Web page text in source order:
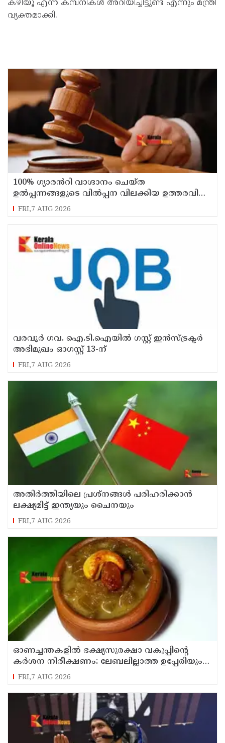
കഴിയൂ എന്ന് കമ്പനികൾ അറിയിച്ചിട്ടുണ്ട് എന്നും മന്ത്രി
വ്യക്തമാക്കി.
100% ഗ്യാരൻറി വാഗ്ദാനം ചെയ്ത
ഉൽപ്പന്നങ്ങളുടെ വിൽപ്പന വിലക്കിയ ഉത്തരവിന്
സ്റ്റേ
FRI,7 AUG 2026
വരവൂർ ഗവ. ഐ.ടി.ഐയിൽ ഗസ്റ്റ് ഇൻസ്ട്രക്ടർ
അഭിമുഖം ഓഗസ്റ്റ് 13-ന്
FRI,7 AUG 2026
അതിർത്തിയിലെ പ്രശ്നങ്ങൾ പരിഹരിക്കാൻ
ലക്ഷ്യമിട്ട് ഇന്ത്യയും ചൈനയും
FRI,7 AUG 2026
ഓണച്ചന്തകളിൽ ഭക്ഷ്യസുരക്ഷാ വകുപ്പിന്റെ
കർശന നിരീക്ഷണം: ലേബലില്ലാത്ത ഉപ്പേരിയും
സുരക്ഷിതമല്ലാത്ത പായസവും പിടികൂടും
FRI,7 AUG 2026